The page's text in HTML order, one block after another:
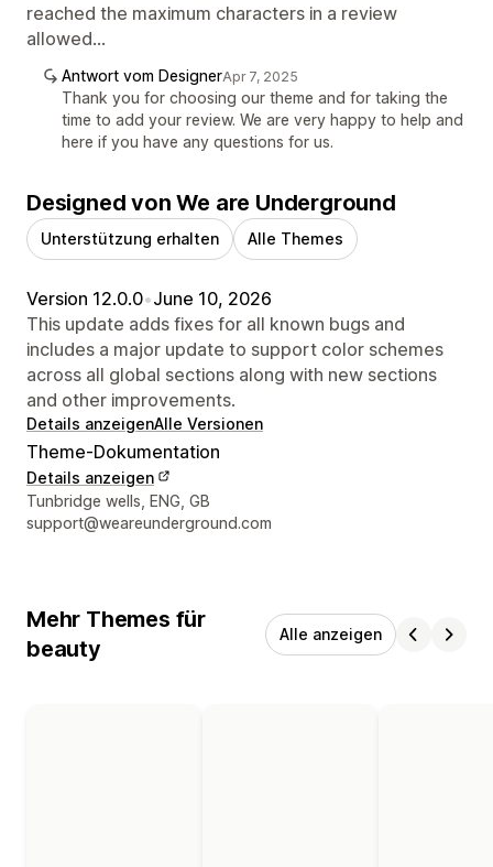
reached the maximum characters in a review
allowed...
Antwort vom DesignerApr 7, 2025
Thank you for choosing our theme and for taking the
time to add your review. We are very happy to help and
here if you have any questions for us.
Designed von We are Underground
Unterstützung erhalten Alle Themes
Version 12.0.0•June 10, 2026
This update adds fixes for all known bugs and
includes a major update to support color schemes
across all global sections along with new sections
and other improvements.
Details anzeigenAlle Versionen
Theme-Dokumentation
Details anzeigen
Designer-Kontaktdaten
Tunbridge wells, ENG, GB
support@weareunderground.com
Mehr Themes für
beauty
Alle anzeigen